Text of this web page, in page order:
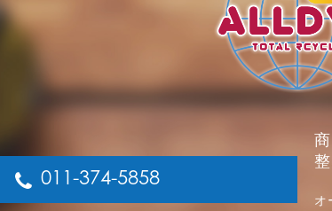
011-374-5858
オ